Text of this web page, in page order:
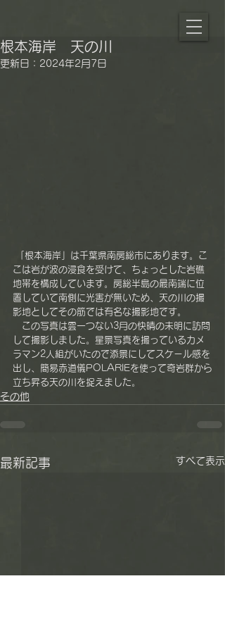
根本海岸 天の川
更新日： 2024年2月7日
こは岩が波の浸食を受けて、ちょっとした岩礁
地帯を構成しています。房総半島の最南端に位
置していて南側に光害が無いため、天の川の撮
影地としてその筋では有名な撮影地です。
この写真は雲一つない3月の快晴の未明に訪問
して撮影しました。星景写真を撮っているカメ
ラマン2人組がいたので添景にしてスケール感を
出し、簡易赤道儀POLARIEを使って奇岩群から
立ち昇る天の川を捉えました。
その他
最新記事 すべて表示